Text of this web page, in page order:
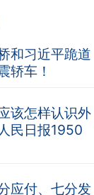
和习近平跪道
轿车！
该怎样认识外
民日报1950
应付、七分发